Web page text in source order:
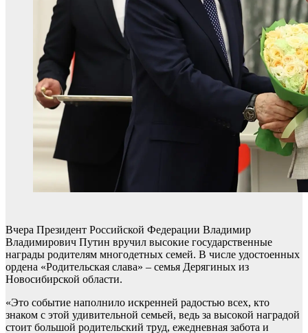
Вчера Президент Российской Федерации Владимир
Владимирович Путин вручил высокие государственные
награды родителям многодетных семей. В числе удостоенных
ордена «Родительская слава» – семья Дерягиных из
Новосибирской области.
«Это событие наполнило искренней радостью всех, кто
знаком с этой удивительной семьей, ведь за высокой наградой
стоит большой родительский труд, ежедневная забота и